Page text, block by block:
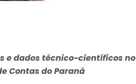
e dados técnico-científicos no
Contas do Paraná